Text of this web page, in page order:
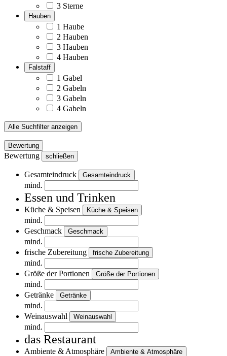
3 Sterne
Hauben
1 Haube
2 Hauben
3 Hauben
4 Hauben
Falstaff
1 Gabel
2 Gabeln
3 Gabeln
4 Gabeln
Alle Suchfilter anzeigen
Bewertung
Bewertung schließen
Gesamteindruck Gesamteindruck
mind.
Essen und Trinken
Küche & Speisen Küche & Speisen
mind.
Geschmack
Geschmack
mind.
frische Zubereitung
frische Zubereitung
mind.
Größe der Portionen
Größe der Portionen
mind.
Getränke
Getränke
mind.
Weinauswahl
Weinauswahl
mind.
das Restaurant
Ambiente & Atmosphäre Ambiente & Atmosphäre